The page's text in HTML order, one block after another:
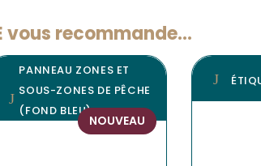
vous recommande...
PANNEAU ZONES ET
SOUS-ZONES DE PÊCHE
(FOND BLEU)
NOUVEAU